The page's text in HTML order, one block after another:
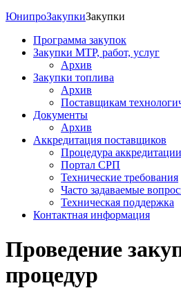
ЮнипроЗакупкиЗакупки
Программа закупок
Закупки МТР, работ, услуг
Архив
Закупки топлива
Архив
Поставщикам
Документы
Архив
Аккредитация поставщиков
Процедура аккредитации
Портал СРП
Технические требования
Часто задаваемые
Техническая поддержка
Контактная информация
Проведение
процедур